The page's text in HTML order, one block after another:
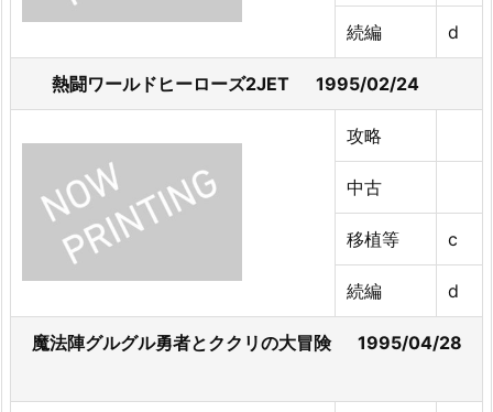
続編 d
熱闘ワールドヒーローズ2JET 1995/02/24
攻略
中古
移植等 c
続編 d
魔法陣グルグル勇者とククリの大冒険 1995/04/28